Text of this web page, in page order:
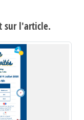
sur l'article.